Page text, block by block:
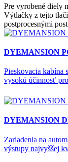
Pre vyrobené diely
Výtlačky z tejto
postprocesnými
DYEMANSION
Pieskovacia kabína
vysokú účinnosť
DYEMANSION
Zariadenia na
výstupy najvyššej